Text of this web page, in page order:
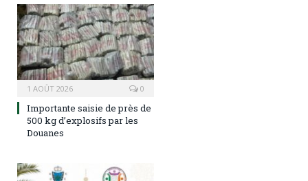
1 AOÛT 2026 0
Importante saisie de près de
500 kg d’explosifs par les
Douanes